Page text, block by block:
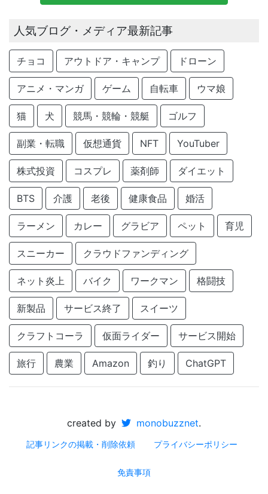
人気ブログ・メディア最新記事
チョコ アウトドア・キャンプ ドローン
アニメ・マンガ ゲーム 自転車 ウマ娘
猫 犬 競馬・競輪・競艇 ゴルフ
副業・転職 仮想通貨 NFT YouTuber
株式投資 コスプレ 薬剤師 ダイエット
BTS 介護 老後 健康食品 婚活
ラーメン カレー グラビア ペット 育児
スニーカー クラウドファンディング
ネット炎上 バイク ワークマン 格闘技
新製品 サービス終了 スイーツ
クラフトコーラ 仮面ライダー サービス開始
旅行 農業 Amazon 釣り ChatGPT
created by monobuzznet.
記事リンクの掲載・削除依頼 プライバシーポリシー
免責事項